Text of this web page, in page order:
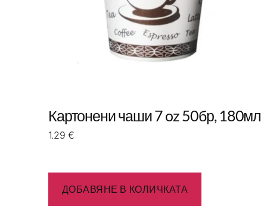
Картонени чаши 7 oz 50бр, 180мл
1.29€
ДОБАВЯНЕ В КОЛИЧКАТА